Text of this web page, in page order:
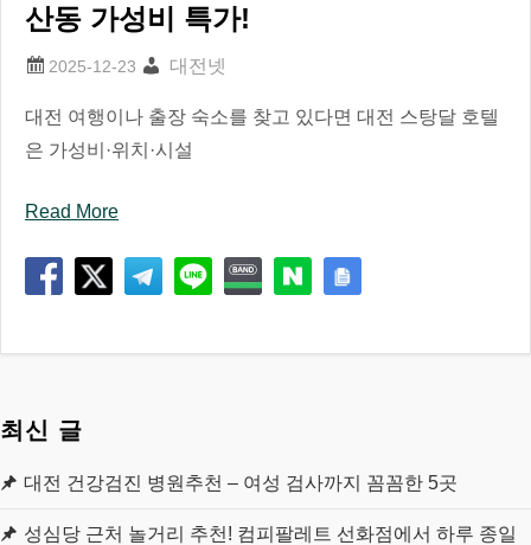
산동 가성비 특가!
대전넷
대전 여행이나 출장 숙소를 찾고 있다면 대전 스탕달 호텔
은 가성비·위치·시설
Read More
최신 글
대전 건강검진 병원추천 – 여성 검사까지 꼼꼼한 5곳
성심당 근처 놀거리 추천! 컴피팔레트 선화점에서 하루 종일